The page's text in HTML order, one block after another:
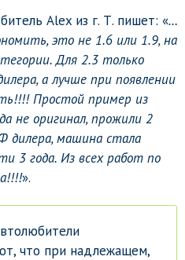
Alex из г. Т. пишет: «…
это не 1.6 или 1.9, на
Для 2.3 только
а лучше при появлении
Простой пример из
не оригинал, прожили 2
дилера, машина стала
3 года. Из всех работ по
».
что при надлежащем,